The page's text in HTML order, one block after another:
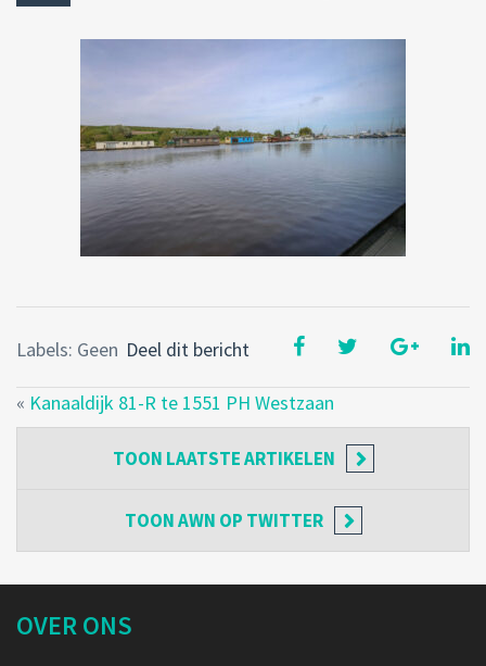
Deel dit bericht
Labels: Geen
« Kanaaldijk 81-R te 1551 PH Westzaan
TOON LAATSTE ARTIKELEN
TOONAWN OP TWITTER
OVER ONS